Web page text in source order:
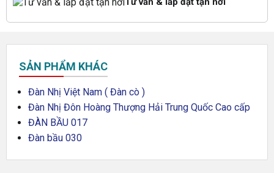
SẢN PHẨM KHÁC
Đàn Nhị Việt Nam ( Đàn cò )
Đàn Nhị Đôn Hoàng Thượng Hải Trung Quốc Cao cấp
ĐÀN BẦU 017
Đàn bầu 030